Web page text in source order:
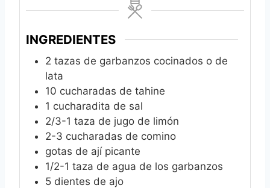
INGREDIENTES
2 tazas de garbanzos cocinados o de
lata
10 cucharadas de tahine
1 cucharadita de sal
2/3-1 taza de jugo de limón
2-3 cucharadas de comino
gotas de ají picante
1/2-1 taza de agua de los garbanzos
5 dientes de ajo